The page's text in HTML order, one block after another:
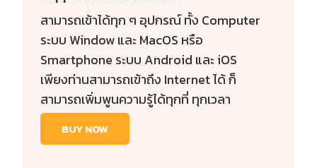
สามารถเข้าได้ทุก ๆ อุปกรณ์ ทั้ง Computer
ระบบ Window และ MacOS หรือ
Smartphone ระบบ Android และ iOS
เพียงท่านสามารถเข้าถึง Internet ได้ ก็
สามารถเพิ่มพูนความรู้ได้ทุกที่ ทุกเวลา
BUY NOW